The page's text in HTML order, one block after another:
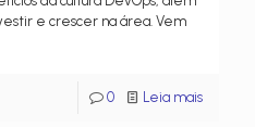
e crescer na área. Vem
0 Leia mais